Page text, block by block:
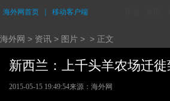
海外网首页 移动客户端
海外网 > 资讯 > 图片 > > 正文
新西兰：上千头羊农场迁
2015-05-15 19:49:54来源：海外网